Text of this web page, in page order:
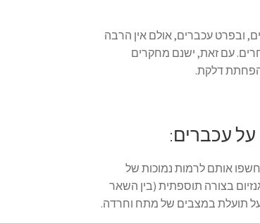
ובפרט עכברים, אולם אין הרבה
עם זאת, ישנם מחקרים
דלקת.
על עכברים:
אותם לרמות נמוכות של
בצורה תוספתית (בין השאר
על תועלת במצבים של מתח וחרדה.